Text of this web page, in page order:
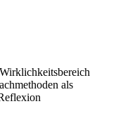
als